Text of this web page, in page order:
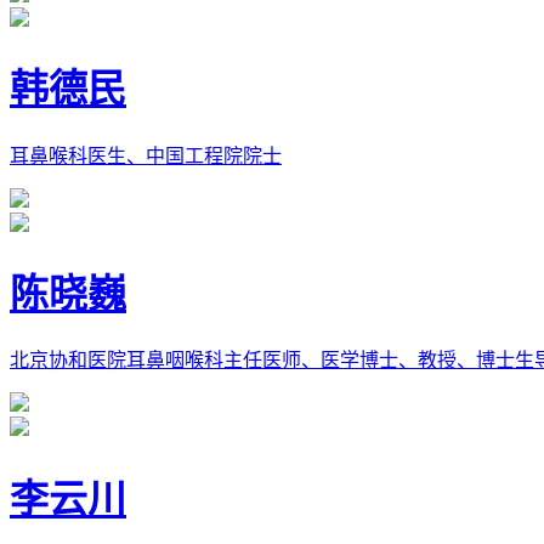
韩德民
耳鼻喉科医生、中国工程院院士
陈晓巍
北京协和医院耳鼻咽喉科主任医师、医学博士、教授、博士生
李云川